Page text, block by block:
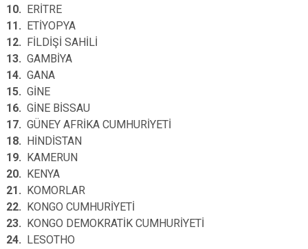
10. ERİTRE
11. ETİYOPYA
12. FİLDİŞİ SAHİLİ
13. GAMBİYA
14. GANA
15. GİNE
16. GİNE BİSSAU
17. GÜNEY AFRİKA CUMHURİYETİ
18. HİNDİSTAN
19. KAMERUN
20. KENYA
21. KOMORLAR
22. KONGO CUMHURİYETİ
23. KONGO DEMOKRATİK CUMHURİYETİ
24. LESOTHO